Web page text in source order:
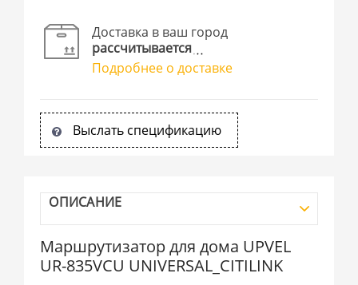
Доставка в ваш город
рассчитывается
Подробнее о доставке
Выслать спецификацию
ОПИСАНИЕ
Маршрутизатор для дома UPVEL
UR-835VCU UNIVERSAL_CITILINK